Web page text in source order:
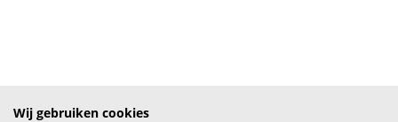
Wij gebruiken cookies